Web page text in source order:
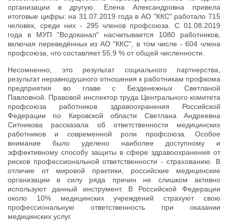
организации в другую. Елена Александровна привела
итоговые цифры: на 31.07.2019 года в АО "ККС" работало 715
человек, среди них - 295 членов профсоюза. С 01.08.2019
года в МУП "Водоканал" насчитывается 1080 работников,
включая переведённых из АО "ККС", в том числе - 604 члена
профсоюза, что составляет 55,9 % от общей численности.
Несомненно, это результат социального партнерства,
результат неравнодушного отношения к работникам профкома
предприятия во главе с Безденежных Светланой
Павловной. Правовой инспектор труда Центрального комитета
профсоюза работников здравоохранения Российской
Федерации по Кировской области Светлана Андреевна
Ситникова рассказала об ответственности медицинских
работников и современной роли профсоюза. Особое
внимание было уделено наиболее доступному и
эффективному способу защиты в сфере здравоохранения от
рисков профессиональной ответственности - страхованию. В
отличие от мировой практики, российские медицинские
организации в силу ряда причин не слишком активно
используют данный инструмент. В Российской Федерации
около 10% медицинских учреждений страхуют свою
профессиональную ответственность при оказании
медицинских услуг.